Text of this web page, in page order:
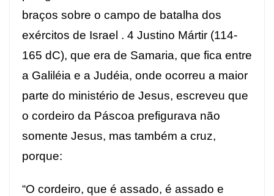
braços sobre o campo de batalha dos
exércitos de Israel . 4 Justino Mártir (114-
165 dC), que era de Samaria, que fica entre
a Galiléia e a Judéia, onde ocorreu a maior
parte do ministério de Jesus, escreveu que
o cordeiro da Páscoa prefigurava não
somente Jesus, mas também a cruz,
porque:
“O cordeiro, que é assado, é assado e